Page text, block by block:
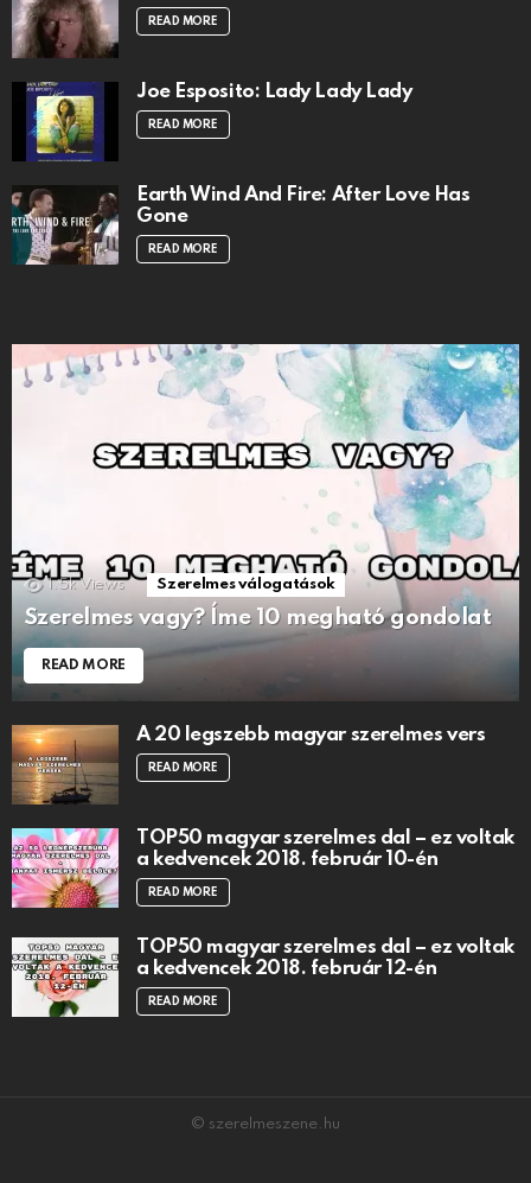
READ MORE
Joe Esposito: Lady Lady Lady
READ MORE
Earth Wind And Fire: After Love Has
Gone
READ MORE
1.5k Views Szerelmes válogatások
Szerelmes vagy? Íme 10 megható gondolat
READ MORE
A 20 legszebb magyar szerelmes vers
READ MORE
TOP50 magyar szerelmes dal – ez voltak
a kedvencek 2018. február 10-én
READ MORE
TOP50 magyar szerelmes dal – ez voltak
a kedvencek 2018. február 12-én
READ MORE
© szerelmeszene.hu